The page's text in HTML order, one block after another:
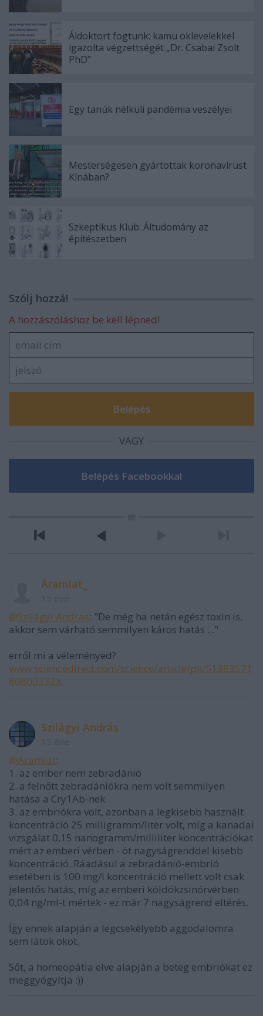
Áldoktort fogtunk: kamu oklevelekkel
igazolta végzettségét „Dr. Csabai Zsolt
PhD”
Egy tanúk nélküli pandémia veszélyei
Mesterségesen gyártottak koronavírust
Kínában?
Szkeptikus Klub: Áltudomány az
építészetben
Szólj hozzá!
A hozzászóláshoz be kell lépned!
VAGY
Áramlat_
@Szilágyi András: "De még ha netán egész toxin is,
akkor sem várható semmilyen káros hatás ..."
erről mi a véleményed?
www.sciencedirect.com/science/article/pii/S1383571
80800332X
Szilágyi András
@Áramlat:
1. az ember nem zebradánió
2. a felnőtt zebradániókra nem volt semmilyen
hatása a Cry1Ab-nek
3. az embriókra volt, azonban a legkisebb használt
koncentráció 25 milligramm/liter volt, míg a kanadai
vizsgálat 0,15 nanogramm/milliliter koncentrációkat
mért az emberi vérben - öt nagyságrenddel kisebb
koncentráció. Ráadásul a zebradánió-embrió
esetében is 100 mg/l koncentráció mellett volt csak
jelentős hatás, míg az emberi köldökzsinórvérben
0,04 ng/ml-t mértek - ez már 7 nagyságrend eltérés.
Így ennek alapján a legcsekélyebb aggodalomra
sem látok okot.
Sőt, a homeopátia elve alapján a beteg embriókat ez
meggyógyítja :))